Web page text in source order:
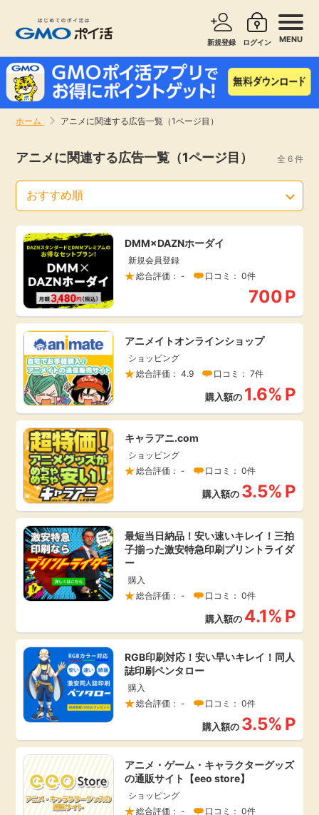
新規登録 ログイン MENU
ホーム アニメに関連する広告一覧（1ページ目）
無料
即日還元
アンケート
ゲーム
買い物
モニター
ポイ活お得情報
お友達紹介
毎日ゲット
特集一覧
GMOポイ活の使い方
ヘルプセンター
サービスで探す ショッピングで探す
旅行・レンタカー
無料サービス
エンタメ
クレジットカード
暮らし
引っ越し
買取・査定
学び
進学・教育
美容・健康
月額有料サービス
銀行・金融・投資
アニメに関連する広告一覧（1ページ目） 全 6 件
DMM×DAZNホーダイ
新規会員登録
総合評価： -
口コミ： 0件
700P
アニメイトオンラインショップ
ショッピング
総合評価： 4.9
口コミ： 7件
購入額の 1.6% P
キャラアニ.com
ショッピング
総合評価： -
口コミ： 0件
購入額の 3.5% P
最短当日納品！安い速いキレイ！三拍
子揃った激安特急印刷プリントライダ
ー
購入
総合評価： -
口コミ： 0件
購入額の 4.1% P
RGB印刷対応！安い早いキレイ！同人
誌印刷ペンタロー
購入
総合評価： -
口コミ： 0件
購入額の 3.5% P
アニメ・ゲーム・キャラクターグッズ
の通販サイト【eeo store】
ショッピング
総合評価： -
口コミ： 0件